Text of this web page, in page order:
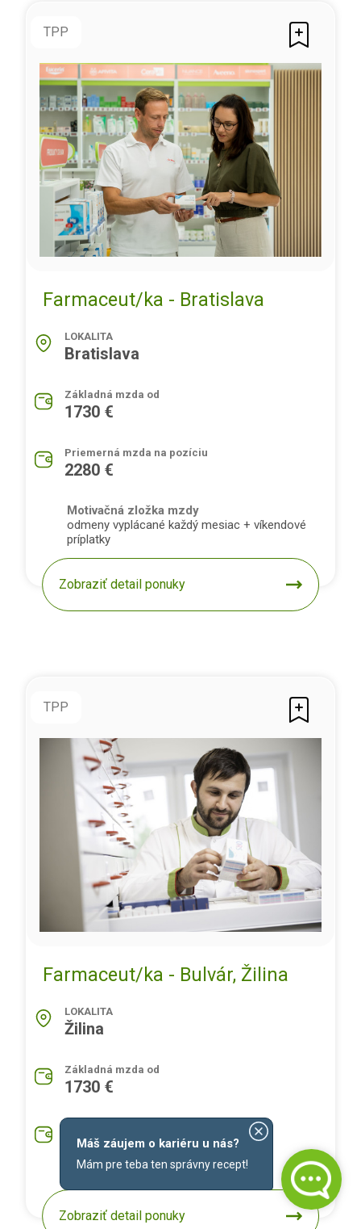
TPP
Farmaceut/ka - Bratislava
LOKALITA
Bratislava
Základná mzda od
1730 €
Priemerná mzda na pozíciu
2280 €
Motivačná zložka mzdy
odmeny vyplácané každý mesiac + víkendové
príplatky
Zobraziť detail ponuky
TPP
Farmaceut/ka - Bulvár, Žilina
LOKALITA
Žilina
Základná mzda od
1730 €
1930 €
Zobraziť detail ponuky
Máš záujem o kariéru u nás?
Mám pre teba ten správny recept!